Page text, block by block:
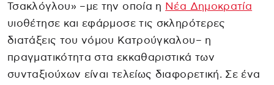
Τσακλόγλου» –με την οποία η Νέα Δημοκρατία
υιοθέτησε και εφάρμοσε τις σκληρότερες
διατάξεις του νόμου Κατρούγκαλου– η
πραγματικότητα στα εκκαθαριστικά των
συνταξιούχων είναι τελείως διαφορετική. Σε ένα